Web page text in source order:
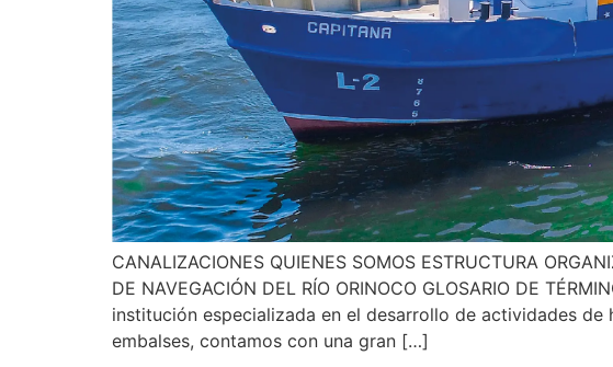
CANALIZACIONES QUIENES SOMOS ESTRUCTURA
DE NAVEGACIÓN DEL RÍO ORINOCO GLOSARIO DE
institución especializada en el desarrollo de actividades
embalses, contamos con una gran […]